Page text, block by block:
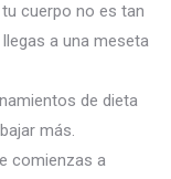
cuerpo no es tan
a una meseta
de dieta
más.
comienzas a